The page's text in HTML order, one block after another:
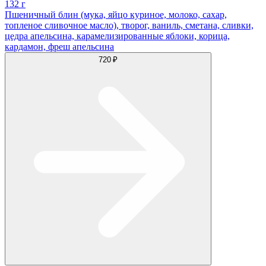
132 г
Пшеничный блин (мука, яйцо куриное, молоко, сахар,
топленое сливочное масло), творог, ваниль, сметана, сливки,
цедра апельсина, карамелизированные яблоки, корица,
кардамон, фреш апельсина
720 ₽